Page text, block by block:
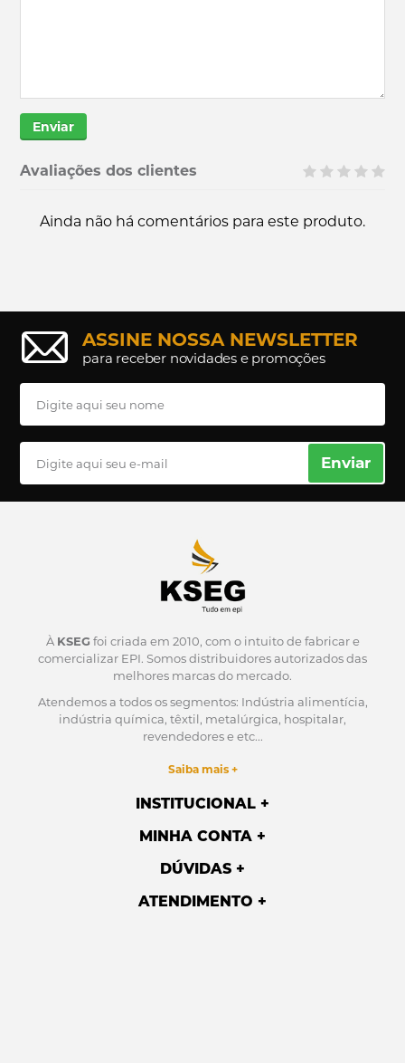
Enviar
Avaliações dos clientes
Ainda não há comentários para este produto.
ASSINE NOSSA NEWSLETTER
para receber novidades e promoções
Enviar
À KSEG foi criada em 2010, com o intuito de fabricar e
comercializar EPI. Somos distribuidores autorizados das
melhores marcas do mercado.
Atendemos a todos os segmentos: Indústria alimentícia,
indústria química, têxtil, metalúrgica, hospitalar,
revendedores e etc...
Saiba mais +
INSTITUCIONAL
MINHA CONTA
DÚVIDAS
ATENDIMENTO